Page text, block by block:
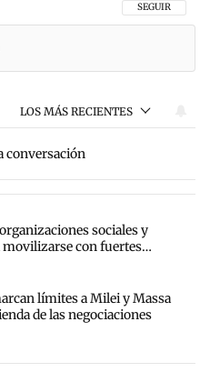
SIGA ESTA
SEGUIR
LOS MÁS RECIENTES
conversación
con más comentarios en los
"San Cayetano 2026:
sociales y
con fuertes
"Los gobernadores marcan
límites a Milei y Massa
de las negociaciones